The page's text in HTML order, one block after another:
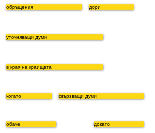
обръщения дори
уточняващи думи
в края на краищата
когато
обаче
свързващи думи
докато